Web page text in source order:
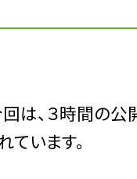
は、３時間の公
います。